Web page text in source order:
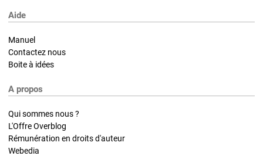
Aide
Manuel
Contactez nous
Boite à idées
A propos
Qui sommes nous ?
L'Offre Overblog
Rémunération en droits d'auteur
Webedia